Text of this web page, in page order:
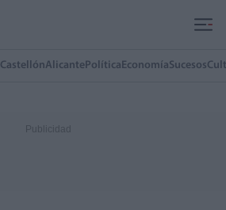
CastellónAlicante Política EconomíaSucesos